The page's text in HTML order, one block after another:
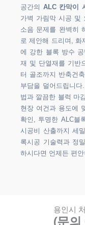
공간의 ALC 칸막이
가벽 가림막 시공 및
소음 문제를 완벽히
로 제안해 드리며, 화
에 강한 블록 방수
재 및 단열재를 기반
터 골조까지 반축건
부담을 덜어드립니
법과 깔끔한 블럭 마
현장 여건과 용도에
확인, 투명한 ALC블
시공비 산출까지 세
록시공 기술력과 정
하시다면 언제든 편
용인시
(문